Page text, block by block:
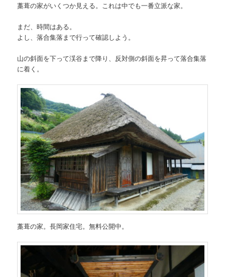
藁葺の家がいくつか見える。これは中でも一番立派な家。
まだ、時間はある。
よし、落合集落まで行って確認しよう。
山の斜面を下って渓谷まで降り、反対側の斜面を昇って落合集落
に着く。
藁葺の家。長岡家住宅。無料公開中。